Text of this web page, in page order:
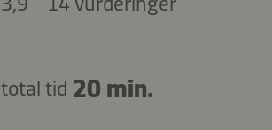
total tid 20 min.